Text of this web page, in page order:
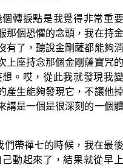
轉捩點是我覺得非常重要
那個恐懼的念頭，我在持金
有了，聽說金剛薩都能夠消
上座持念那個金剛薩寶咒的
。哎，從此我就發現我變
產生能夠發現它，不讓他掉
講是一個是很深刻的一個體
們帶禪七的時候，我在最後
動起來了，結果就從早上